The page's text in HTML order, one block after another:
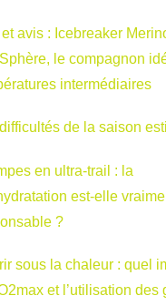
et avis : Icebreaker
le compagnon
intermédiaires
de la saison
en ultra-trail : la
est-elle
?
sous la chaleur : quel
et l’utilisation des